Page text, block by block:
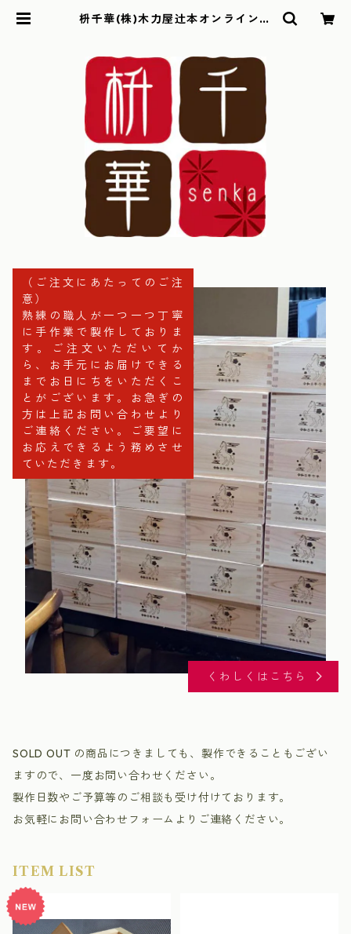
枡千華(株)木力屋辻本オンラインシ
（ご注文にあたってのご注
意）
熟練の職人が一つ一つ丁寧
に手作業で製作しておりま
す。ご注文いただいてか
ら、お手元にお届けできる
までお日にちをいただくこ
とがございます。お急ぎの
方は上記お問い合わせより
ご連絡ください。ご要望に
お応えできるよう務めさせ
ていただきます。
くわしくはこちら
SOLD OUT の商品につきましても、製作できることもござい
ますので、一度お問い合わせください。
製作日数やご予算等のご相談も受け付けております。
お気軽にお問い合わせフォームよりご連絡ください。
ITEM LIST